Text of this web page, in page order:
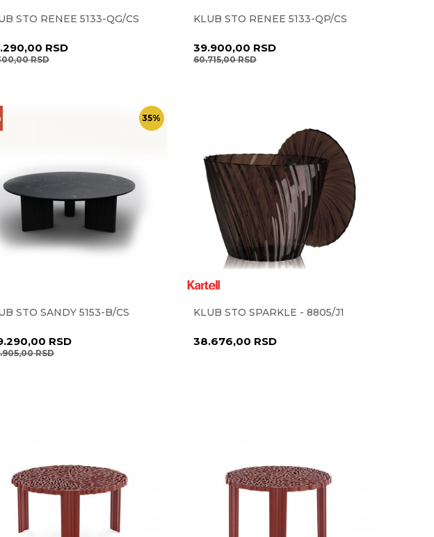
STO RENEE 5133-QG/CS
RSD
RSD
KLUB STO RENEE 5133-QP/CS
39.900,00 RSD
60.715,00RSD
35%
STO SANDY 5153-B/CS
RSD
RSD
KLUB STO SPARKLE - 8805/J1
38.676,00 RSD